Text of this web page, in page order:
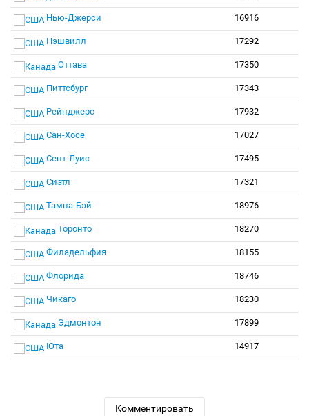
Нью-Джерси 16916
Нэшвилл 17292
Оттава 17350
Питтсбург 17343
Рейнджерс 17932
Сан-Хосе 17027
Сент-Луис 17495
Сиэтл 17321
Тампа-Бэй 18976
Торонто 18270
Филадельфия 18155
Флорида 18746
Чикаго 18230
Эдмонтон 17899
Юта 14917
Комментировать